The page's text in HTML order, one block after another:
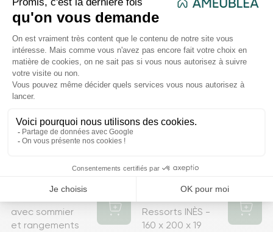
140x190cm
Prix
269,99 €
Française
Prix
439,99 €
favorite
avec sommier
et rangements
favorite
Ressorts INÈS -
160 x 200 x 19